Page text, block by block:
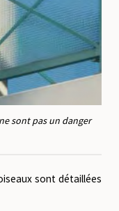
sont pas un danger
sont détaillées